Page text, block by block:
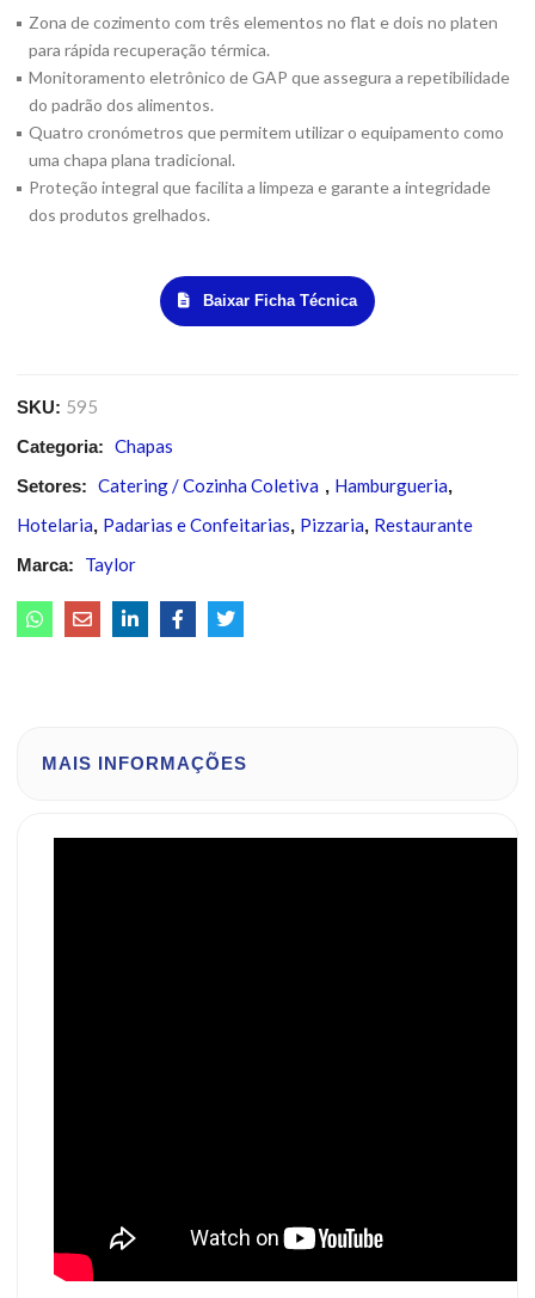
Zona de cozimento com três elementos no flat e dois no platen
para rápida recuperação térmica.
Monitoramento eletrônico de GAP que assegura a repetibilidade
do padrão dos alimentos.
Quatro cronómetros que permitem utilizar o equipamento como
uma chapa plana tradicional.
Proteção integral que facilita a limpeza e garante a integridade
dos produtos grelhados.
Baixar Ficha Técnica
SKU: 595
Categoria: Chapas
Setores: Catering / Cozinha Coletiva , Hamburgueria,
Hotelaria, Padarias e Confeitarias, Pizzaria, Restaurante
Marca: Taylor
MAIS INFORMAÇÕES